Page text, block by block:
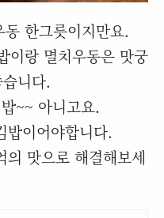
한그릇이지만요.
이랑 멸치우동은 맛궁
니다.
~~ 아니고요.
밥이어야합니다.
맛으로 해결해보세